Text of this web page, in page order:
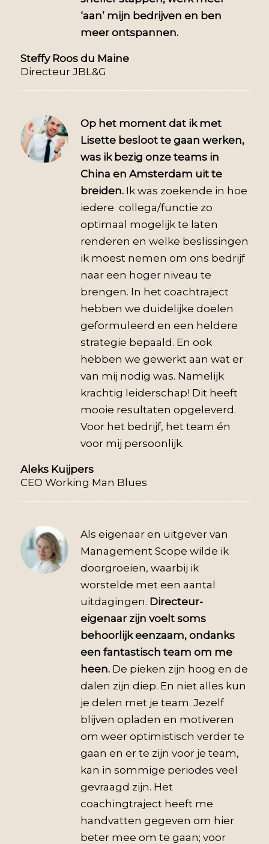
‘aan’ mijn bedrijven en ben
meer ontspannen.
Steffy Roos du Maine
Directeur JBL&G
Op het moment dat ik met
Lisette besloot te gaan werken,
was ik bezig onze teams in
China en Amsterdam uit te
breiden.Ik was zoekende in hoe
iedere collega/functie zo
optimaal mogelijk te laten
renderen en welke beslissingen
ik moest nemen om ons bedrijf
naar een hoger niveau te
brengen. In het coachtraject
hebben we duidelijke doelen
geformuleerd en een heldere
strategie bepaald. En ook
hebben we gewerkt aan wat er
van mij nodig was. Namelijk
krachtig leiderschap! Dit heeft
mooie resultaten opgeleverd.
Voor het bedrijf, het team én
voor mij persoonlijk.
Aleks Kuijpers
CEO Working Man Blues
Als eigenaar en uitgever van
Management Scope wilde ik
doorgroeien, waarbij ik
worstelde met een aantal
uitdagingen. Directeur-
eigenaar zijn voelt soms
behoorlijk eenzaam, ondanks
een fantastisch team om me
heen.De pieken zijn hoog en de
dalen zijn diep. En niet alles kun
je delen met je team. Jezelf
blijven opladen en motiveren
om weer optimistisch verder te
gaan en er te zijn voor je team,
kan in sommige periodes veel
gevraagd zijn. Het
coachingtraject heeft me
handvatten gegeven om hier
beter mee om te gaan; voor